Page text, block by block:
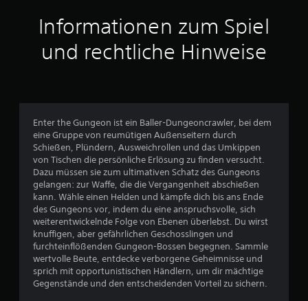
u
s
4
1
0
6
e
w
Informationen zum Spiel
und rechtliche Hinweise
Enter the Gungeon ist ein Baller-Dungeoncrawler, bei dem
eine Gruppe von reumütigen Außenseitern durch
Schießen, Plündern, Ausweichrollen und das Umkippen
von Tischen die persönliche Erlösung zu finden versucht.
Dazu müssen sie zum ultimativen Schatz des Gungeons
gelangen: zur Waffe, die die Vergangenheit abschießen
kann. Wähle einen Helden und kämpfe dich bis ans Ende
des Gungeons vor, indem du eine anspruchsvolle, sich
weiterentwickelnde Folge von Ebenen überlebst. Du wirst
knuffigen, aber gefährlichen Geschosslingen und
furchteinflößenden Gungeon-Bossen begegnen. Sammle
wertvolle Beute, entdecke verborgene Geheimnisse und
sprich mit opportunistischen Händlern, um dir mächtige
Gegenstände und den entscheidenden Vorteil zu sichern.